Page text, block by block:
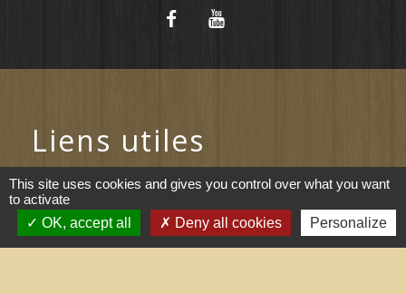
Liens utiles
Portail du gouvernement
Maison du travail saisonnier
(Grand Narbonne)
This site uses cookies and gives you control over what you want
to activate
OK, accept all
Deny all cookies Personalize